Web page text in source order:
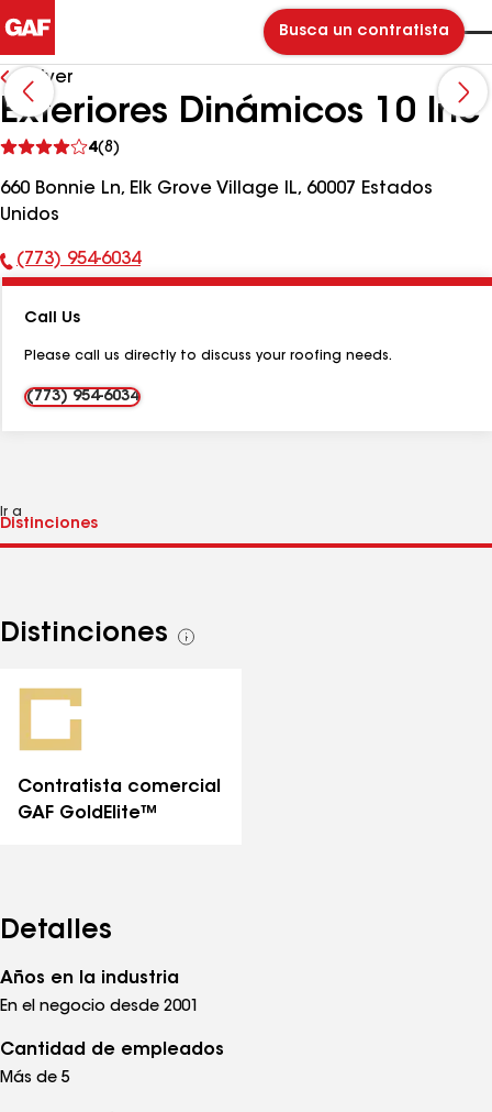
Busca un contratista
Volver
Exteriores Dinámicos 10 Inc
4(8)
comentarios
660 Bonnie Ln, Elk Grove Village IL, 60007 Estados
Unidos
Número
teléfono:
(773) 954-6034
Call Us
Please call us directly to discuss your roofing needs.
(773) 954-6034
Ir a
Distinciones
Ver
Contratista comercial
GAF GoldElite™
Detalles
Años en la industria
En el negocio desde 2001
Cantidad de empleados
Más de 5